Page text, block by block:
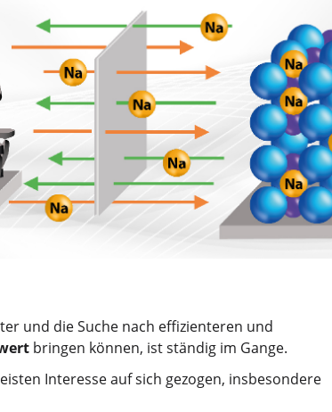
und die Suche nach effizienteren und
bringen können, ist ständig im Gange.
Interesse auf sich gezogen, insbesondere